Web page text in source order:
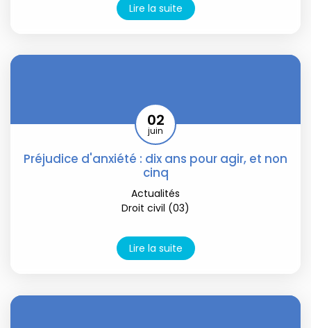
Lire la suite
Préjudice d'anxiété : dix ans pour agir, et non
cinq
02
juin
Actualités
Droit civil (03)
Lire la suite